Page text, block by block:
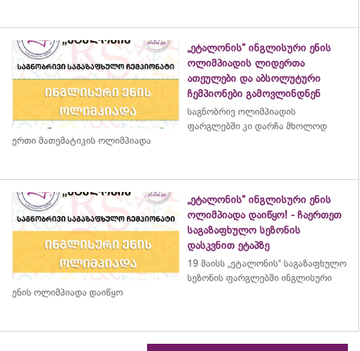
„ეტალონის“ ინგლისური ენის
ოლიმპიადის ლიდერთა
ათეულები და აბსოლუტური
ჩემპიონები გამოვლინდნენ
საგნობრივ ოლიმპიადის
ფარგლებში კი დარჩა მხოლოდ
ერთი მათემატიკის ოლიმპიადა
„ეტალონის“ ინგლისური ენის
ოლიმპიადა დაიწყო! - ჩაერთეთ
საგაზაფხულო სეზონის
დასკვნით ეტაპზე
19 მაისს „ეტალონის“ საგაზაფხულო
სეზონის ფარგლებში ინგლისური
ენის ოლიმპიადა დაიწყო